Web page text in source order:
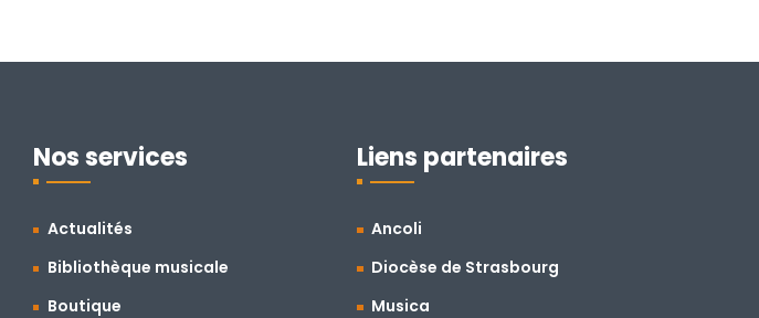
Nos services
Actualités
Bibliothèque musicale
Boutique
Liens partenaires
Ancoli
Diocèse de Strasbourg
Musica